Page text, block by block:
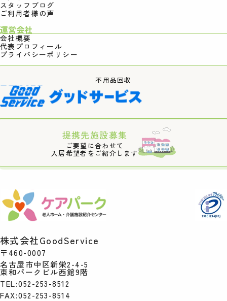
株式会社GoodService
〒460-0007
名古屋市中区新栄2-4-5
東和パークビル西館9階
TEL:052-253-8512
FAX:052-253-8514
スタッフブログ
ご利用者様の声
運営会社
会社概要
代表プロフィール
プライバシーポリシー
不用品回収
提携先施設募集
ご要望に合わせて
入居希望者をご紹介します